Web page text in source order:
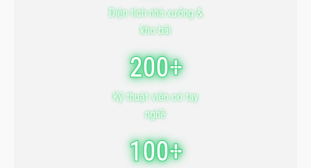
Diện tích nhà xưởng &
kho bãi
200+
Kỹ thuật viên có tay
nghề
100+